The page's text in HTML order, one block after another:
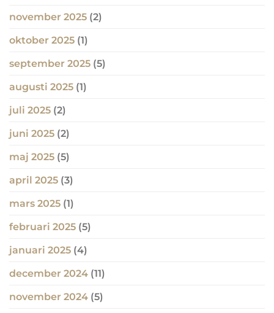
november 2025 (2)
oktober 2025 (1)
september 2025 (5)
augusti 2025 (1)
juli 2025 (2)
juni 2025 (2)
maj 2025 (5)
april 2025 (3)
mars 2025 (1)
februari 2025 (5)
januari 2025 (4)
december 2024 (11)
november 2024 (5)